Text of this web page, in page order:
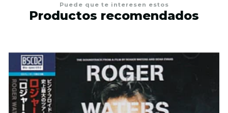
Puede que te interesen estos
Productos recomendados